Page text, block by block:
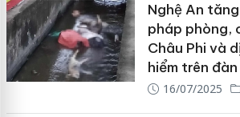
Nghệ An
pháp phòng,
Châu Phi và
hiểm trên
16/07/2025